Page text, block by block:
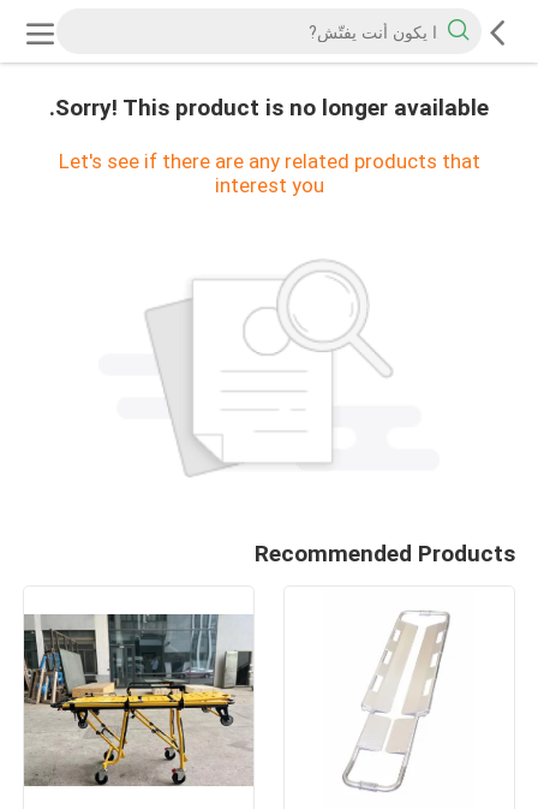
Sorry! This product is no longer available.
Let's see if there are any related products that
interest you
Recommended Products